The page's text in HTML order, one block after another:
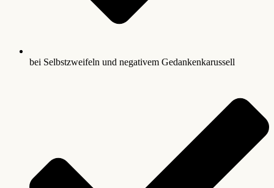
bei Selbstzweifeln und negativem Gedankenkarussell